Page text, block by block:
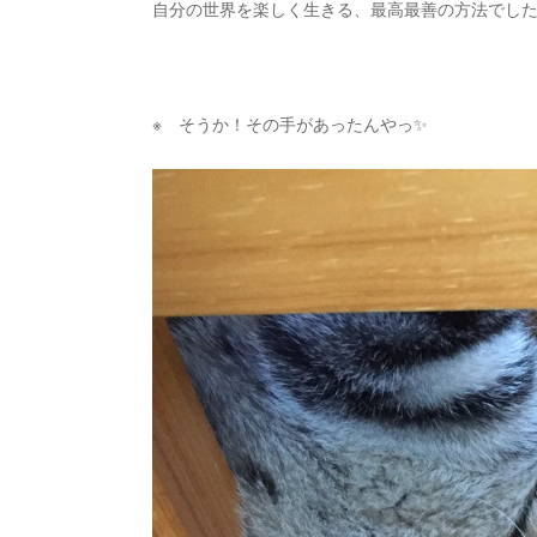
自分の世界を楽しく生きる、最高最善の方法でし
※ そうか！その手があったんやっ✨